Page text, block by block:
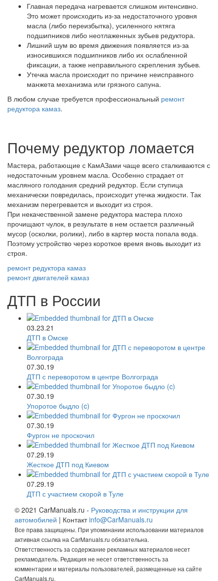
Главная передача нагревается слишком интенсивно.
Это может происходить из-за недостаточного уровня
масла (либо переизбытка), усиленного нятяга
подшипников либо неотлаженных зубьев редуктора.
Лишний шум во время движения появляется из-за
износившихся подшипников либо их ослабленной
фиксации, а также неправильного скрепления зубьев.
Утечка масла происходит по причине неисправного
манжета механизма или грязного сапуна.
В любом случае требуется профессиональный ремонт
редуктора камаз.
Почему редуктор ломается
Мастера, работающие с КамАЗами чаще всего сталкиваются с
недостаточным уровнем масла. Особенно страдает от
масляного голодания средний редуктор. Если ступица
механически повредилась, происходит утечка жидкости. Так
механизм перегревается и выходит из строя.
При некачественной замене редуктора мастера плохо
прочищают чулок, в результате в нем остается различный
мусор (осколки, ролики), либо в картер моста попала вода.
Поэтому устройство через короткое время вновь выходит из
строя.
ремонт редуктора камаз
ремонт двигателей камаз
ДТП в России
03.23.21
ДТП в Омске
07.30.19
ДТП с переворотом в центре Волгограда
07.30.19
Упоротое быдло (c)
07.30.19
Фургон не проскочил
07.29.19
Жесткое ДТП под Киевом
07.29.19
ДТП с участием скорой в Туле
© 2021 CarManuals.ru - Руководства и инструкции для
автомобилей | Контактinfo@CarManuals.ru
Все права защищены. При упоминании использовании материалов
активная ссылка на CarManuals.ru обязательна.
Ответственность за содержание рекламных материалов несет
рекламодатель. Редакция не несет ответственность за
комментарии и материалы пользователей, размещенные на сайте
CarManuals.ru.